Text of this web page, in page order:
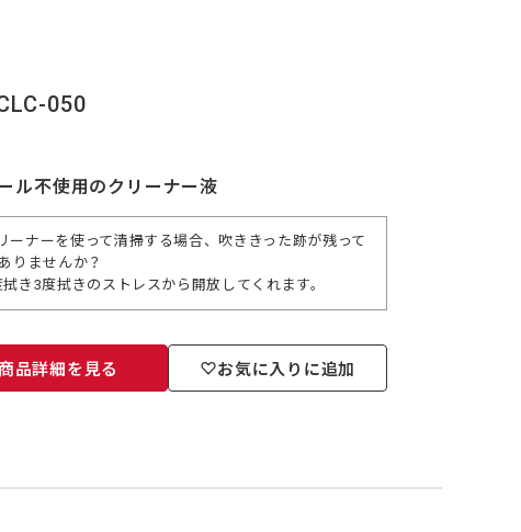
050
ル不使用のクリーナー液
ナーを使って清掃する場合、吹ききった跡が残って
りませんか？
き3度拭きのストレスから開放してくれます。
商品詳細を見る お気に入りに追加